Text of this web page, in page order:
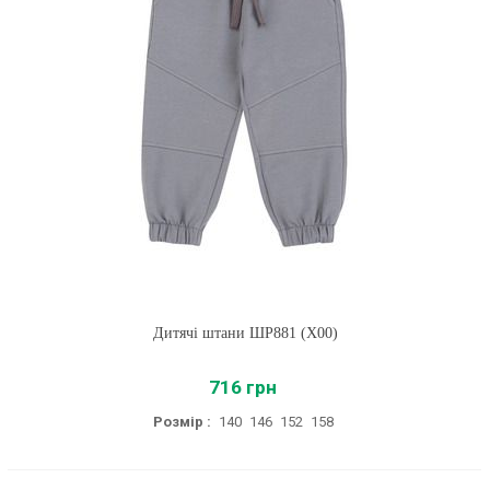
Дитячі штани ШР881 (X00)
716 грн
Розмір : 140 146 152 158